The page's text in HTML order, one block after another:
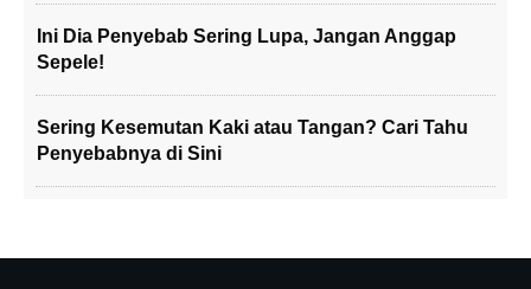
Ini Dia Penyebab Sering Lupa, Jangan Anggap
Sepele!
Sering Kesemutan Kaki atau Tangan? Cari Tahu
Penyebabnya di Sini